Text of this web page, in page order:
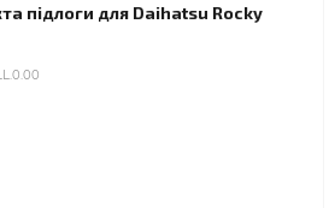
підлоги для Daihatsu Rocky